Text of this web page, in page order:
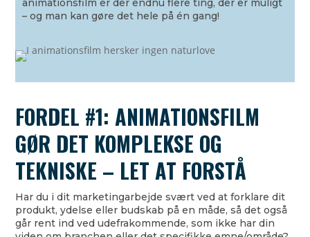
animationsfilm er der endnu flere ting, der er muligt
– og man kan gøre det hele på én gang!
FORDEL #1: ANIMATIONSFILM
GØR DET KOMPLEKSE OG
TEKNISKE – LET AT FORSTÅ
Har du i dit marketingarbejde svært ved at forklare dit
produkt, ydelse eller budskab på en måde, så det også
går rent ind ved udefrakommende, som ikke har din